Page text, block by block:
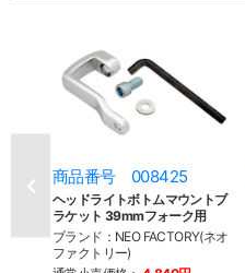
商品番号 008425
ヘッドライトボトムマウントブ
ラケット 39mmフォーク用
ブランド：NEO FACTORY(ネオ
ファクトリー)